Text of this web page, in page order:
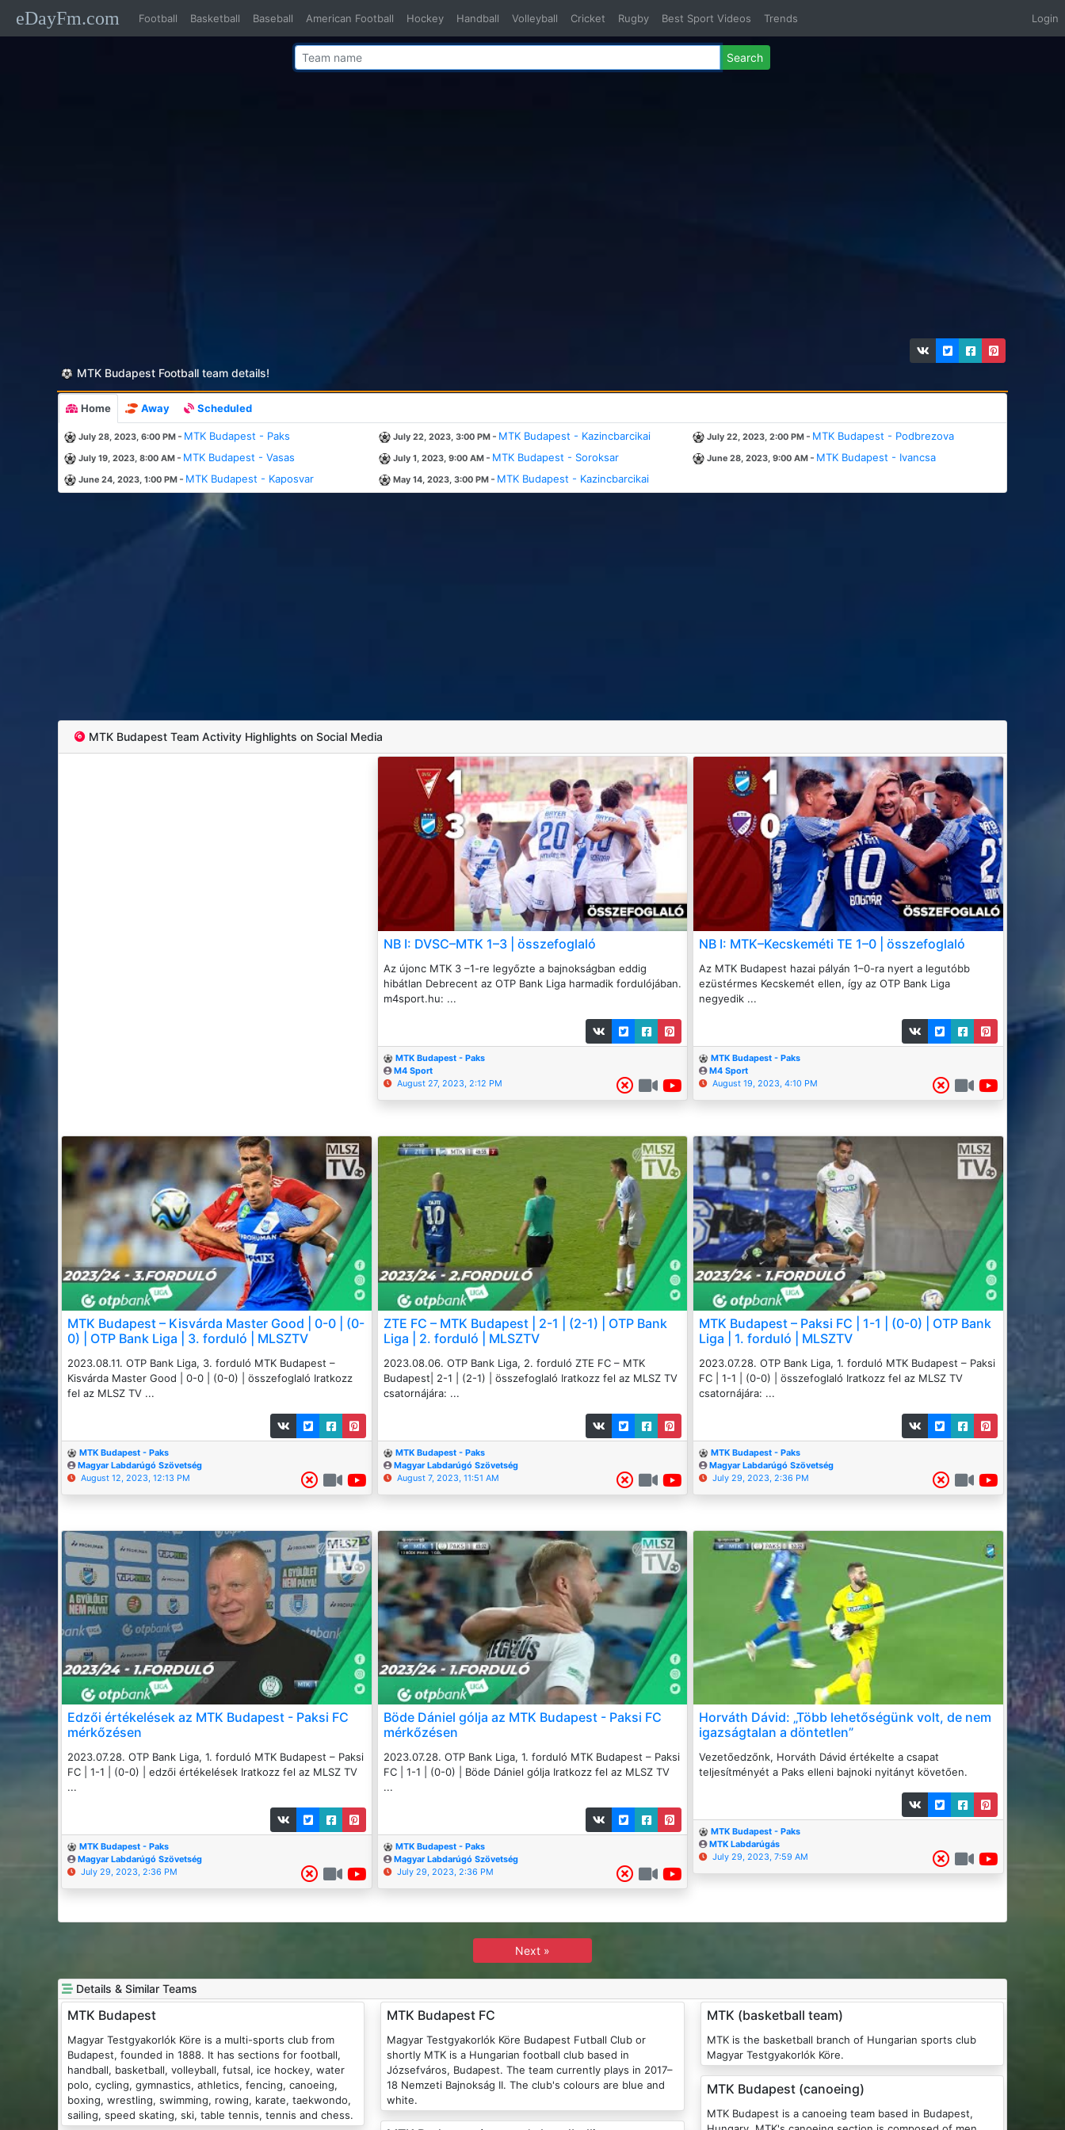
eDayFm.com Football Basketball Baseball American Football Hockey Handball Volleyball Cricket Rugby Best Sport Videos Trends Login
Search
MTK Budapest Football team details!
Home Away Scheduled
July 28, 2023, 6:00 PM - MTK Budapest - Paks July 22, 2023, 3:00 PM - MTK Budapest - Kazincbarcikai July 22, 2023, 2:00 PM - MTK Budapest - Podbrezova
July 19, 2023, 8:00 AM - MTK Budapest - Vasas July 1, 2023, 9:00 AM - MTK Budapest - Soroksar June 28, 2023, 9:00 AM - MTK Budapest - Ivancsa
June 24, 2023, 1:00 PM - MTK Budapest - Kaposvar May 14, 2023, 3:00 PM - MTK Budapest - Kazincbarcikai
MTK Budapest Team Activity Highlights on Social Media
NB I: DVSC–MTK 1–3 | összefoglaló
Az újonc MTK 3 –1-re legyőzte a bajnokságban eddig
hibátlan Debrecent az OTP Bank Liga harmadik fordulójában.
m4sport.hu: ...
MTK Budapest - Paks
M4 Sport
August 27, 2023, 2:12 PM
NB I: MTK–Kecskeméti TE 1–0 | összefoglaló
Az MTK Budapest hazai pályán 1–0-ra nyert a legutóbb
ezüstérmes Kecskemét ellen, így az OTP Bank Liga
negyedik ...
MTK Budapest - Paks
M4 Sport
August 19, 2023, 4:10 PM
MTK Budapest – Kisvárda Master Good | 0-0 | (0-
0) | OTP Bank Liga | 3. forduló | MLSZTV
2023.08.11. OTP Bank Liga, 3. forduló MTK Budapest –
Kisvárda Master Good | 0-0 | (0-0) | összefoglaló Iratkozz
fel az MLSZ TV ...
MTK Budapest - Paks
Magyar Labdarúgó Szövetség
August 12, 2023, 12:13 PM
ZTE FC – MTK Budapest | 2-1 | (2-1) | OTP Bank
Liga | 2. forduló | MLSZTV
2023.08.06. OTP Bank Liga, 2. forduló ZTE FC – MTK
Budapest| 2-1 | (2-1) | összefoglaló Iratkozz fel az MLSZ TV
csatornájára: ...
MTK Budapest - Paks
Magyar Labdarúgó Szövetség
August 7, 2023, 11:51 AM
MTK Budapest – Paksi FC | 1-1 | (0-0) | OTP Bank
Liga | 1. forduló | MLSZTV
2023.07.28. OTP Bank Liga, 1. forduló MTK Budapest – Paksi
FC | 1-1 | (0-0) | összefoglaló Iratkozz fel az MLSZ TV
csatornájára: ...
MTK Budapest - Paks
Magyar Labdarúgó Szövetség
July 29, 2023, 2:36 PM
Edzői értékelések az MTK Budapest - Paksi FC
mérkőzésen
2023.07.28. OTP Bank Liga, 1. forduló MTK Budapest – Paksi
FC | 1-1 | (0-0) | edzői értékelések Iratkozz fel az MLSZ TV
...
MTK Budapest - Paks
Magyar Labdarúgó Szövetség
July 29, 2023, 2:36 PM
Böde Dániel gólja az MTK Budapest - Paksi FC
mérkőzésen
2023.07.28. OTP Bank Liga, 1. forduló MTK Budapest – Paksi
FC | 1-1 | (0-0) | Böde Dániel gólja Iratkozz fel az MLSZ TV
...
MTK Budapest - Paks
Magyar Labdarúgó Szövetség
July 29, 2023, 2:36 PM
Horváth Dávid: „Több lehetőségünk volt, de nem
igazságtalan a döntetlen”
Vezetőedzőnk, Horváth Dávid értékelte a csapat
teljesítményét a Paks elleni bajnoki nyitányt követően.
MTK Budapest - Paks
MTK Labdarúgás
July 29, 2023, 7:59 AM
Next »
Details & Similar Teams
MTK Budapest
Magyar Testgyakorlók Köre is a multi-sports club from
Budapest, founded in 1888. It has sections for football,
handball, basketball, volleyball, futsal, ice hockey, water
polo, cycling, gymnastics, athletics, fencing, canoeing,
boxing, wrestling, swimming, rowing, karate, taekwondo,
sailing, speed skating, ski, table tennis, tennis and chess.
MTK Budapest FC
Magyar Testgyakorlók Köre Budapest Futball Club or
shortly MTK is a Hungarian football club based in
Józsefváros, Budapest. The team currently plays in 2017–
18 Nemzeti Bajnokság II. The club's colours are blue and
white.
MTK (basketball team)
MTK is the basketball branch of Hungarian sports club
Magyar Testgyakorlók Köre.
MTK Budapest (canoeing)
MTK Budapest is a canoeing team based in Budapest,